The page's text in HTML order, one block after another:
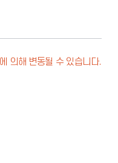
의해 변동될 수 있습니다.